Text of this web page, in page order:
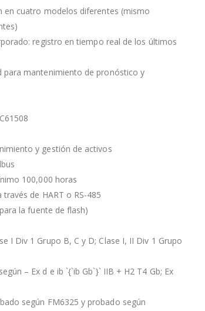
en cuatro modelos diferentes (mismo
registro en tiempo real de los últimos
para mantenimiento de pronóstico y
y gestión de activos
100,000 horas
de HART o RS-485
la fuente de flash)
I Div 1 Grupo B, C y D; Clase I, II Div 1 Grupo
– Ex d e ib `{`ib Gb`}` IIB + H2 T4 Gb; Ex
según FM6325 y probado según